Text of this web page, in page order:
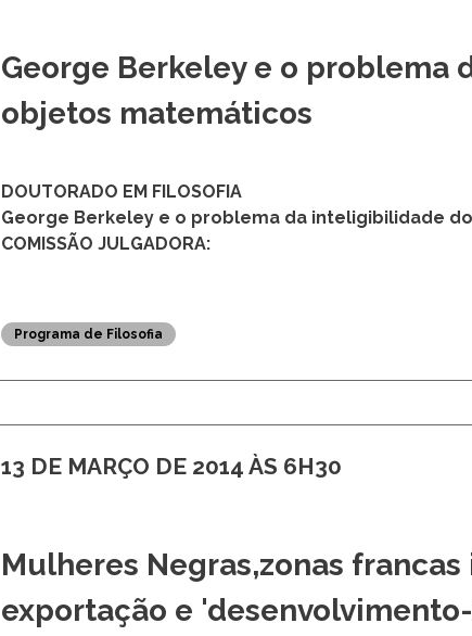
George Berkeley e o problema
objetos matemáticos
DOUTORADO EM FILOSOFIA
George Berkeley e o problema da inteligibilidade
COMISSÃO JULGADORA:
Programa de Filosofia
13 DE MARÇO DE 2014 ÀS 6H30
Mulheres Negras,zonas
exportação e